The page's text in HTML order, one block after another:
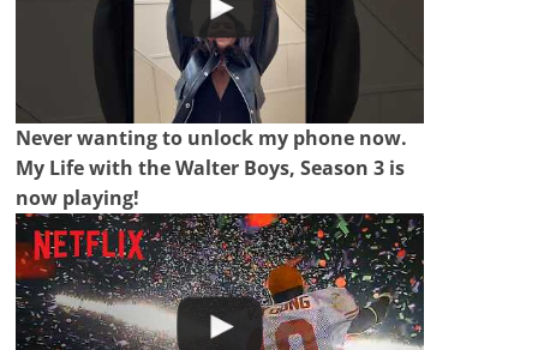
Never wanting to unlock my phone now.
My Life with the Walter Boys, Season 3 is
now playing!